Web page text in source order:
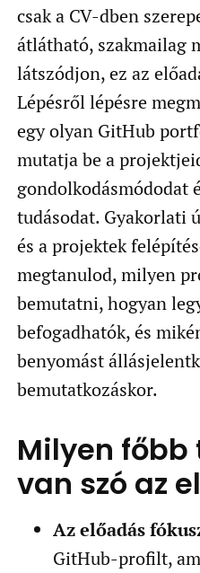
csak a CV-dben
átlátható, szakmailag
látszódjon, ez az
Lépésről lépésre
egy olyan GitHub
mutatja be a
gondolkodásmódodat
tudásodat. Gyakorlati
és a projektek
megtanulod, milyen
bemutatni, hogyan
befogadhatók, és
benyomást
bemutatkozáskor.
Milyen
van szó az
Az előadás
GitHub-profilt,